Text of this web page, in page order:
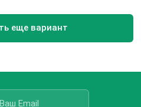
+ Добавить еще вариант